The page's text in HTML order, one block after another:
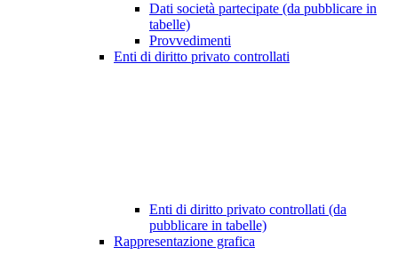
Dati società partecipate (da pubblicare in
tabelle)
Provvedimenti
Enti di diritto privato controllati
Enti di diritto privato controllati (da
pubblicare in tabelle)
Rappresentazione grafica